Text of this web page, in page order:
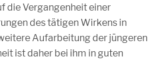
die Vergangenheit einer
des tätigen Wirkens in
Aufarbeitung der jüngeren
ist daher bei ihm in guten